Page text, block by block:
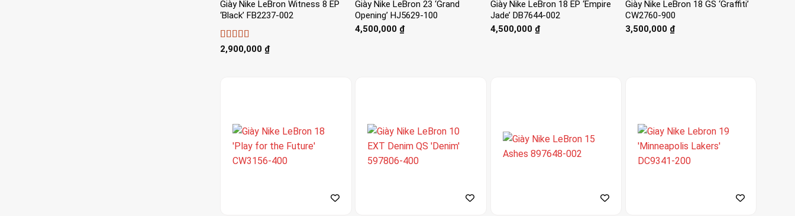
Giày Nike LeBron Witness 8 EP
‘Black’ FB2237-002
Được xếp
2,900,000 ₫
Giày Nike LeBron 23 ‘Grand
Opening’ HJ5629-100
4,500,000 ₫
Giày Nike LeBron 18 EP ‘Empire
Jade’ DB7644-002
4,500,000 ₫
Giày Nike LeBron 18 GS ‘Graffiti’
CW2760-900
3,500,000 ₫